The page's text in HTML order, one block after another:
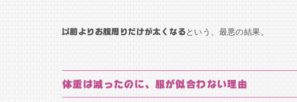
以前よりお腹周りだけが太くなるという、最悪の結果。
体重は減ったのに、服が似合わない理由